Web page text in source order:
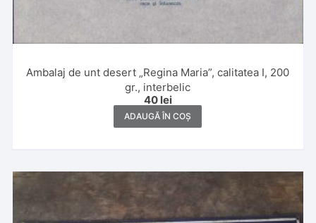
Ambalaj de unt desert „Regina Maria”, calitatea I, 200
gr., interbelic
40 lei
ADAUGĂ ÎN COȘ